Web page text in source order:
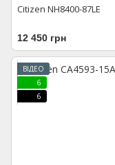
Citizen NH8400-87LE
12 450 грн
ВІДЕО
6
6